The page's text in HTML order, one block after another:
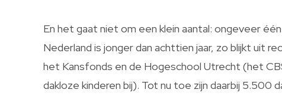
En het gaat niet om een klein aantal: ongeveer
Nederland is jonger dan achttien jaar, zo blijkt uit
het Kansfonds en de Hogeschool Utrecht (het
dakloze kinderen bij). Tot nu toe zijn daarbij 5.500